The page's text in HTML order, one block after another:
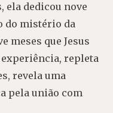
ela dedicou nove
do mistério da
meses que Jesus
experiência, repleta
revela uma
pela união com